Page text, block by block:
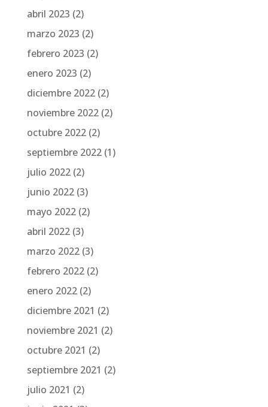
abril 2023 (2)
marzo 2023 (2)
febrero 2023 (2)
enero 2023 (2)
diciembre 2022(2)
noviembre 2022(2)
octubre 2022(2)
septiembre 2022(1)
julio 2022(2)
junio 2022(3)
mayo 2022(2)
abril 2022(3)
marzo 2022(3)
febrero 2022(2)
enero 2022(2)
diciembre 2021 (2)
noviembre 2021 (2)
octubre 2021 (2)
septiembre 2021 (2)
julio 2021 (2)